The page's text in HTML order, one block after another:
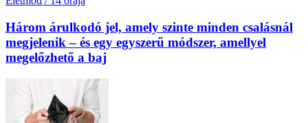
Három árulkodó jel, amely szinte minden csalásnál
megjelenik – és egy egyszerű módszer, amellyel
megelőzhető a baj